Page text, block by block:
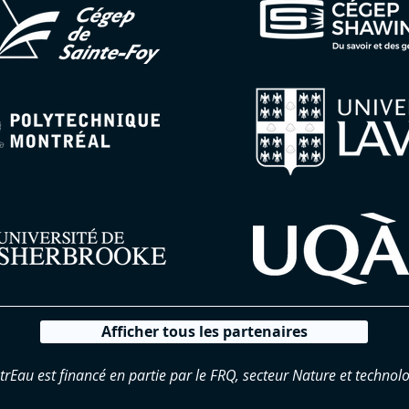
Afficher tous les partenaires
est financé en partie par le FRQ, secteur Nature et